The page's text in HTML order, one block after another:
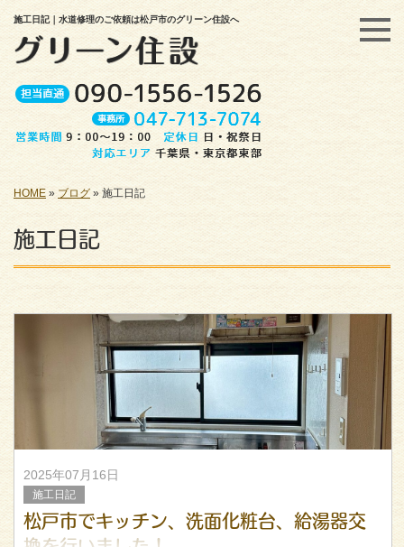
施工日記｜水道修理のご依頼は松戸市のグリーン住設へ
HOME » ブログ » 施工日記
施工日記
2025年07月16日
施工日記
松戸市でキッチン、洗面化粧台、給湯器交